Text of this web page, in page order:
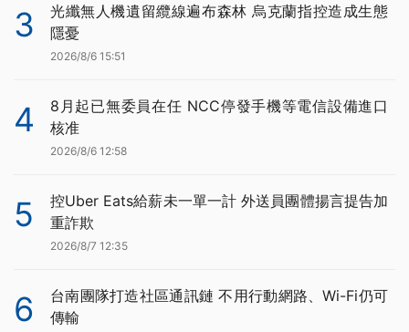
3
光纖無人機遺留纜線遍布森林 烏克蘭指控造成生態
隱憂
2026/8/6 15:51
4
8月起已無委員在任 NCC停發手機等電信設備進口
核准
2026/8/6 12:58
5
控Uber Eats給薪未一單一計 外送員團體揚言提告加
重詐欺
2026/8/7 12:35
6
台南團隊打造社區通訊鏈 不用行動網路、Wi-Fi仍可
傳輸